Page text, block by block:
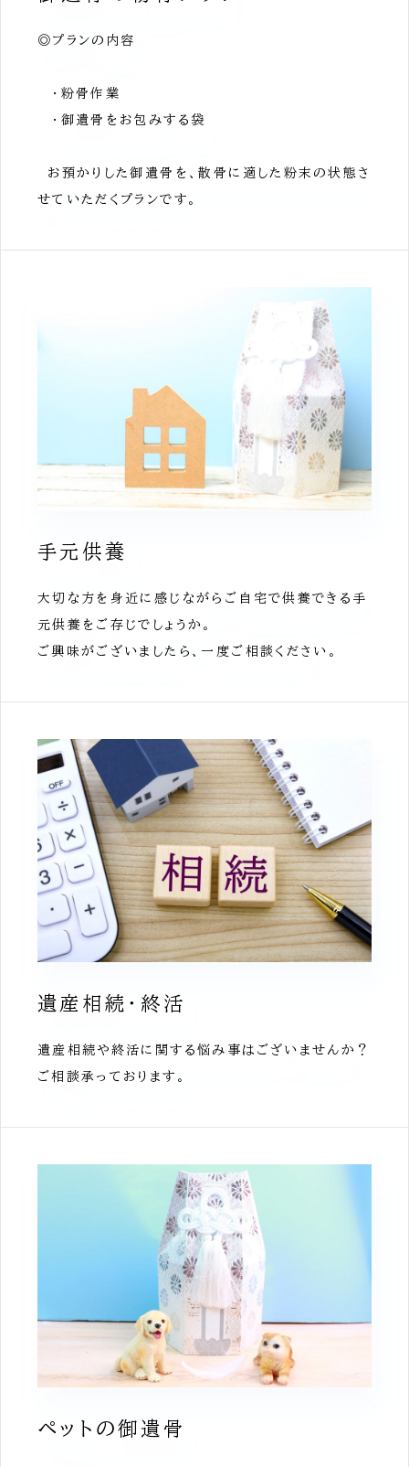
◎プランの内容
・粉骨作業
・御遺骨をお包みする袋
お預かりした御遺骨を、散骨に適した粉末の状態さ
せていただくプランです。
手元供養
大切な方を身近に感じながらご自宅で供養できる手
元供養をご存じでしょうか。
ご興味がございましたら、一度ご相談ください。
遺産相続・終活
遺産相続や終活に関する悩み事はございませんか？
ご相談承っております。
ペットの御遺骨